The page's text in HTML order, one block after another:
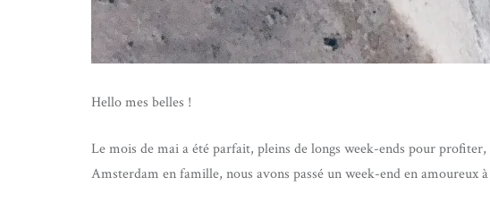
Hello mes belles !
Le mois de mai a été parfait, pleins de longs week-ends pour
Amsterdam en famille, nous avons passé un week-end en amoureux